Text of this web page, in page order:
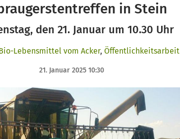
in Stein
den 21. Januar um 10.30 Uhr
Lebensmittel vom Acker, Öffentlichkeitsarbeit
21. Januar 2025 10:30